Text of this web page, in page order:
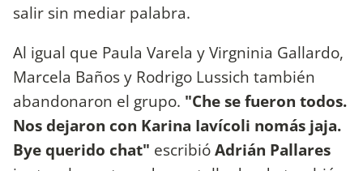
salir sin mediar palabra.
Al igual que Paula Varela y Virgninia Gallardo,
Marcela Baños y Rodrigo Lussich también
abandonaron el grupo. "Che se fueron todos.
Nos dejaron con Karina Iavícoli nomás jaja.
Bye querido chat" escribióAdrián Pallares